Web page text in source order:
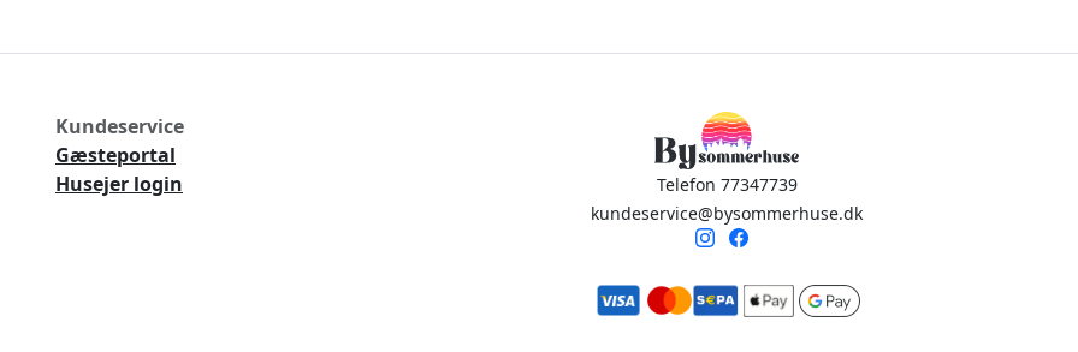
Kundeservice
Gæsteportal
Husejer login
Telefon 77347739
kundeservice@bysommerhuse.dk